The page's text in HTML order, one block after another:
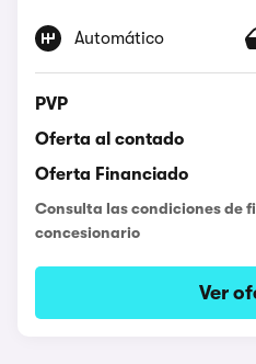
Automático
PVP
Oferta al contado
Oferta Financiado
Consulta las condiciones de
concesionario
Ver